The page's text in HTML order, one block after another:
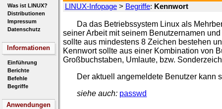
Was ist LINUX?
Distributionen
Impressum
Datenschutz
Informationen
Einführung
Berichte
Befehle
Begriffe
Anwendungen
LINUX-Infopage> Begriffe: Kennwort
Da das Betriebssystem Linux als
seiner Arbeit mit seinem Benutzernamen
sollte aus mindestens 8 Zeichen bestehen
Kennwort sollte aus einer Kombination von
Großbuchstaben, Umlaute, bzw.
Der aktuell angemeldete Benutzer kann
siehe auch: passwd